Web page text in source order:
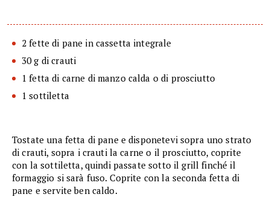
2 fette di pane in cassetta integrale
30 g di crauti
1 fetta di carne di manzo calda o di prosciutto
1 sottiletta
Tostate una fetta di pane e disponetevi sopra uno strato
di crauti, sopra i crauti la carne o il prosciutto, coprite
con la sottiletta, quindi passate sotto il grill finché il
formaggio si sarà fuso. Coprite con la seconda fetta di
pane e servite ben caldo.